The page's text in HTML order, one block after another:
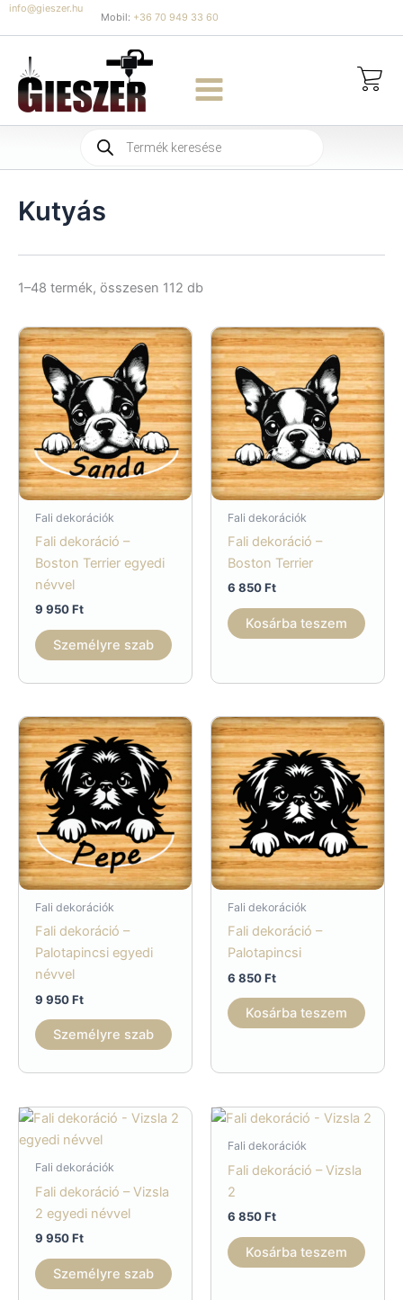
Skip
to
content
info@gieszer.hu
Mobil: +36 70 949 33 60
Products
search
Kutyás
1–48 termék, összesen 112 dbSorted
Fali dekorációk
Fali dekoráció –
Boston Terrier egyedi
névvel
9 950Ft
Személyre szab
Fali dekorációk
Fali dekoráció –
Boston Terrier
6 850Ft
Kosárba teszem
Fali dekorációk
Fali dekoráció –
Palotapincsi egyedi
névvel
9 950Ft
Személyre szab
Fali dekorációk
Fali dekoráció –
Palotapincsi
6 850Ft
Kosárba teszem
Fali dekorációk
Fali dekoráció – Vizsla
2 egyedi névvel
9 950Ft
Személyre szab
Fali dekorációk
Fali dekoráció – Vizsla
2
6 850Ft
Kosárba teszem